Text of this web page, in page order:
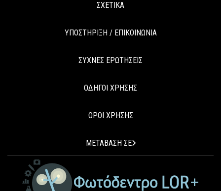
ΣΧΕΤΙΚΑ
ΥΠΟΣΤΗΡΙΞΗ / ΕΠΙΚΟΙΝΩΝΙΑ
ΣΥΧΝΕΣ ΕΡΩΤΗΣΕΙΣ
ΟΔΗΓΟΙ ΧΡΗΣΗΣ
ΟΡΟΙ ΧΡΗΣΗΣ
ΜΕΤΑΒΑΣΗ ΣΕ